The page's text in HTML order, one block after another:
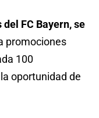
FC Bayern, se
promociones
100
oportunidad de